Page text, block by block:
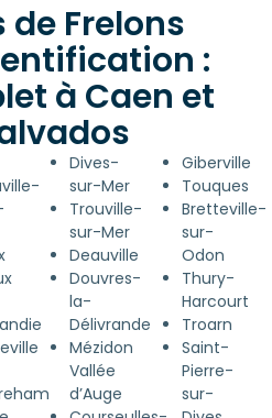
Frelons
:
à Caen et
Dives-
sur-Mer
Trouville-
sur-Mer
Deauville
Douvres-
la-
Délivrande
Mézidon
Vallée
d’Auge
Giberville
Touques
Bretteville-
sur-
Odon
Thury-
Harcourt
Troarn
Saint-
Pierre-
sur-